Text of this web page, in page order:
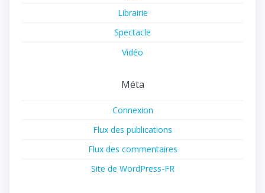
Librairie
Spectacle
Vidéo
Méta
Connexion
Flux des publications
Flux des commentaires
Site de WordPress-FR